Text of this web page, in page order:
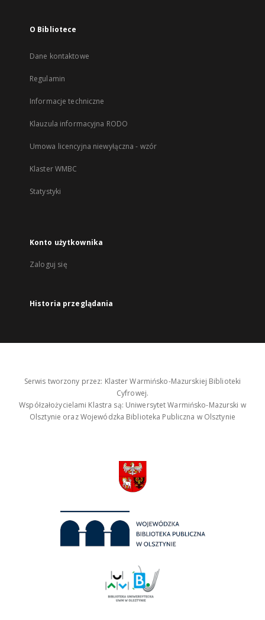
O Bibliotece
Dane kontaktowe
Regulamin
Informacje techniczne
Klauzula informacyjna RODO
Umowa licencyjna niewyłączna - wzór
Klaster WMBC
Statystyki
Konto użytkownika
Zaloguj się
Historia przeglądania
Serwis tworzony przez: Klaster Warmińsko-Mazurskiej Biblioteki
Cyfrowej.
Współzałożycielami Klastra są: Uniwersytet Warmińsko-Mazurski w
Olsztynie oraz Wojewódzka Biblioteka Publiczna w Olsztynie